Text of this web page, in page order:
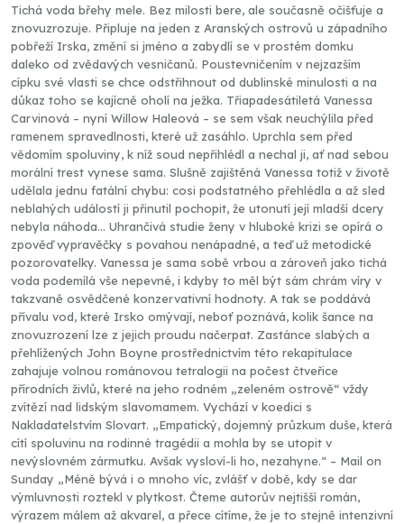
Tichá voda břehy mele. Bez milosti bere, ale současně očišťuje a
znovuzrozuje. Připluje na jeden z Aranských ostrovů u západního
pobřeží Irska, změní si jméno a zabydlí se v prostém domku
daleko od zvědavých vesničanů. Poustevničením v nejzazším
cípku své vlasti se chce odstřihnout od dublinské minulosti a na
důkaz toho se kajícně oholí na ježka. Třiapadesátiletá Vanessa
Carvinová – nyní Willow Haleová – se sem však neuchýlila před
ramenem spravedlnosti, které už zasáhlo. Uprchla sem před
vědomím spoluviny, k níž soud nepřihlédl a nechal ji, ať nad sebou
morální trest vynese sama. Slušně zajištěná Vanessa totiž v životě
udělala jednu fatální chybu: cosi podstatného přehlédla a až sled
neblahých událostí ji přinutil pochopit, že utonutí její mladší dcery
nebyla náhoda... Uhrančivá studie ženy v hluboké krizi se opírá o
zpověď vypravěčky s povahou nenápadné, a teď už metodické
pozorovatelky. Vanessa je sama sobě vrbou a zároveň jako tichá
voda podemílá vše nepevné, i kdyby to měl být sám chrám víry v
takzvaně osvědčené konzervativní hodnoty. A tak se poddává
přívalu vod, které Irsko omývají, neboť poznává, kolik šance na
znovuzrození lze z jejich proudu načerpat. Zastánce slabých a
přehlížených John Boyne prostřednictvím této rekapitulace
zahajuje volnou románovou tetralogii na počest čtveřice
přírodních živlů, které na jeho rodném „zeleném ostrově“ vždy
zvítězí nad lidským slavomamem. Vychází v koedici s
Nakladatelstvím Slovart. „Empatický, dojemný průzkum duše, která
cítí spoluvinu na rodinné tragédii a mohla by se utopit v
nevýslovném zármutku. Avšak vysloví-li ho, nezahyne.“ – Mail on
Sunday „Méně bývá i o mnoho víc, zvlášť v době, kdy se dar
výmluvnosti roztekl v plytkost. Čteme autorův nejtišší román,
výrazem málem až akvarel, a přece cítíme, že je to stejně intenzivní